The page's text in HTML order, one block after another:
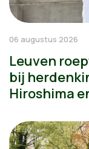
06 augustus 2026
Leuven
bij
Hiroshima